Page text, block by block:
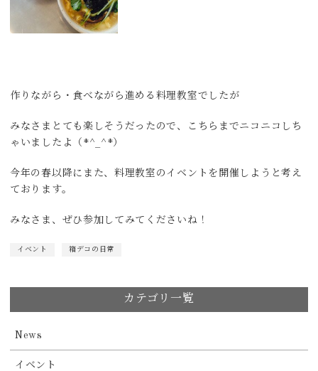
作りながら・食べながら進める料理教室でしたが
みなさまとても楽しそうだったので、こちらまでニコニコしち
ゃいましたよ（*^_^*）
今年の春以降にまた、料理教室のイベントを開催しようと考え
ております。
みなさま、ぜひ参加してみてくださいね！
イベント 箱デコの日常
カテゴリ一覧
News
イベント